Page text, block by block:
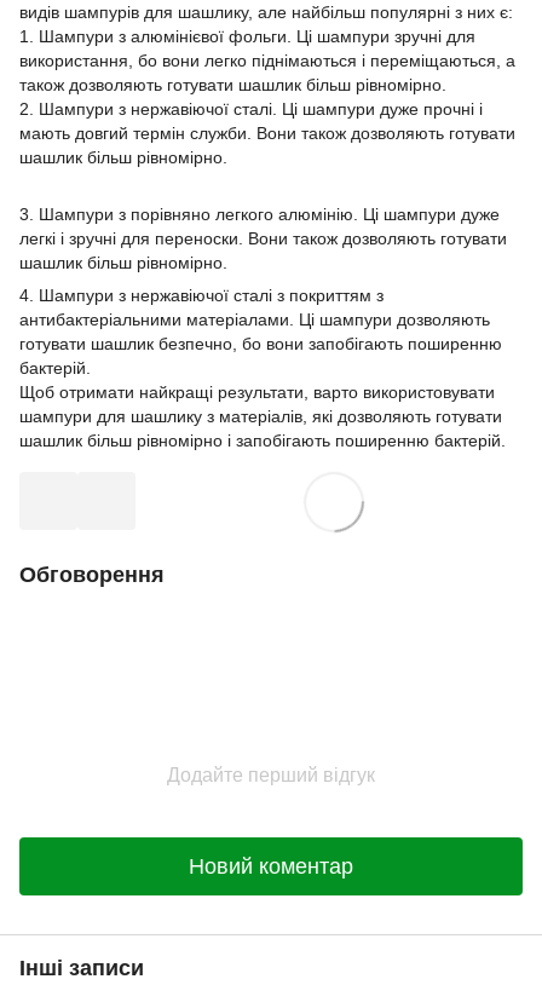
видів шампурів для шашлику, але найбільш популярні з них є:
1. Шампури з алюмінієвої фольги. Ці шампури зручні для
використання, бо вони легко піднімаються і переміщаються, а
також дозволяють готувати шашлик більш рівномірно.
2. Шампури з нержавіючої сталі. Ці шампури дуже прочні і
мають довгий термін служби. Вони також дозволяють готувати
шашлик більш рівномірно.
3. Шампури з порівняно легкого алюмінію. Ці шампури дуже
легкі і зручні для переноски. Вони також дозволяють готувати
шашлик більш рівномірно.
4. Шампури з нержавіючої сталі з покриттям з
антибактеріальними матеріалами. Ці шампури дозволяють
готувати шашлик безпечно, бо вони запобігають поширенню
бактерій.
Щоб отримати найкращі результати, варто використовувати
шампури для шашлику з матеріалів, які дозволяють готувати
шашлик більш рівномірно і запобігають поширенню бактерій.
Обговорення
Додайте перший відгук
Новий коментар
Інші записи